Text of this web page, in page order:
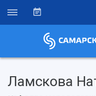
Ламскова